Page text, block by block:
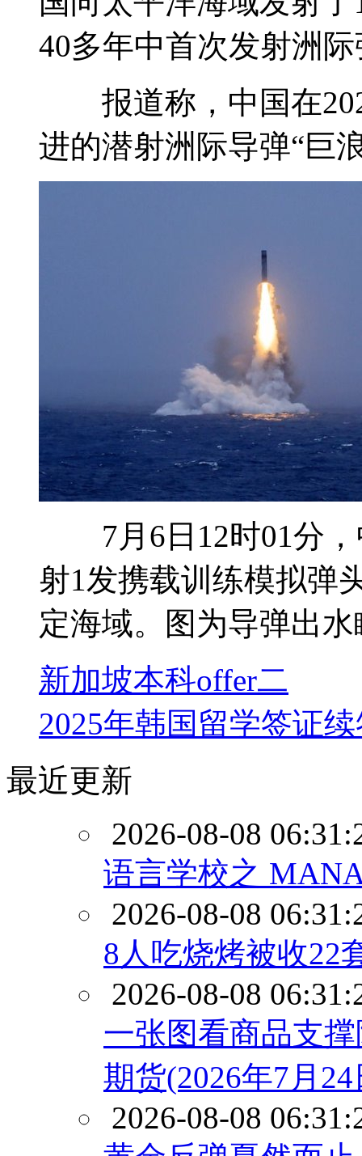
40多年中首次发射洲
报道称，中国在
进的潜射洲际导弹“巨
7月6日12时01分，
射1发携载训练模拟弹
定海域。图为导弹出
新加坡本科offer二
2025年韩国留学签证
最近更新
2026-08-08
语言学校之
2026-08-08
8人吃烧烤被收22
2026-08-08
一张图看商品支
期货(2026年7月24
2026-08-08